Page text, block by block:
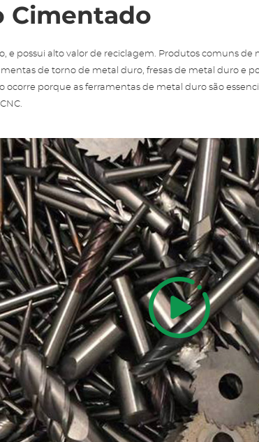
Cimentado
possui alto valor de reciclagem. Produtos comuns de
de torno de metal duro, fresas de metal duro e
porque as ferramentas de metal duro são
CNC.